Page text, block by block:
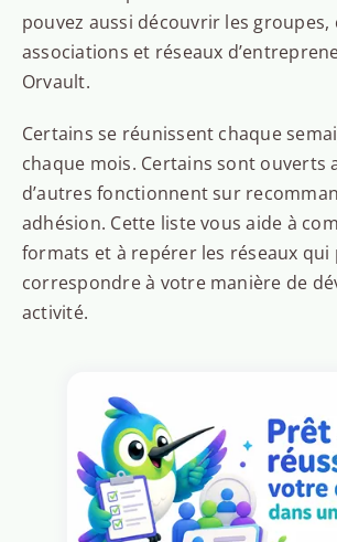
pouvez aussi découvrir les groupes,
associations et réseaux
Orvault.
Certains se réunissent chaque
chaque mois. Certains sont ouverts
d’autres fonctionnent sur
adhésion. Cette liste vous aide à
formats et à repérer les réseaux qui
correspondre à votre manière de
activité.